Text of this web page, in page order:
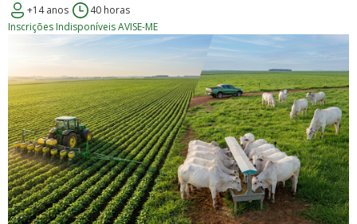
+14 anos
40 horas
Inscrições IndisponíveisAVISE-ME